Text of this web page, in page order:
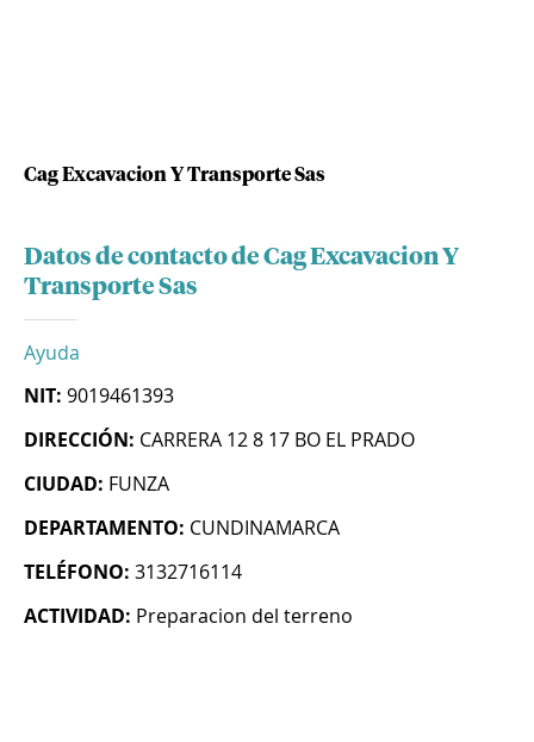
Cag Excavacion Y Transporte Sas
Datos de contacto de Cag Excavacion Y
Transporte Sas
Ayuda
NIT: 9019461393
DIRECCIÓN: CARRERA 12 8 17 BO EL PRADO
CIUDAD: FUNZA
DEPARTAMENTO: CUNDINAMARCA
TELÉFONO: 3132716114
ACTIVIDAD: Preparacion del terreno